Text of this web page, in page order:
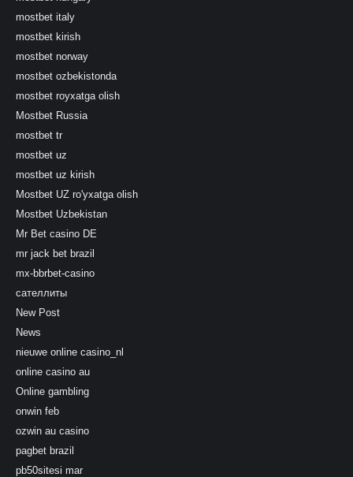
mostbet italy
mostbet kirish
mostbet norway
mostbet ozbekistonda
mostbet royxatga olish
Mostbet Russia
mostbet tr
mostbet uz
mostbet uz kirish
Mostbet UZ ro'yxatga olish
Mostbet Uzbekistan
Mr Bet casino DE
mr jack bet brazil
mx-bbrbet-casino
сателлиты
New Post
News
nieuwe online casino_nl
online casino au
Online gambling
onwin feb
ozwin au casino
pagbet brazil
pb50sitesi mar